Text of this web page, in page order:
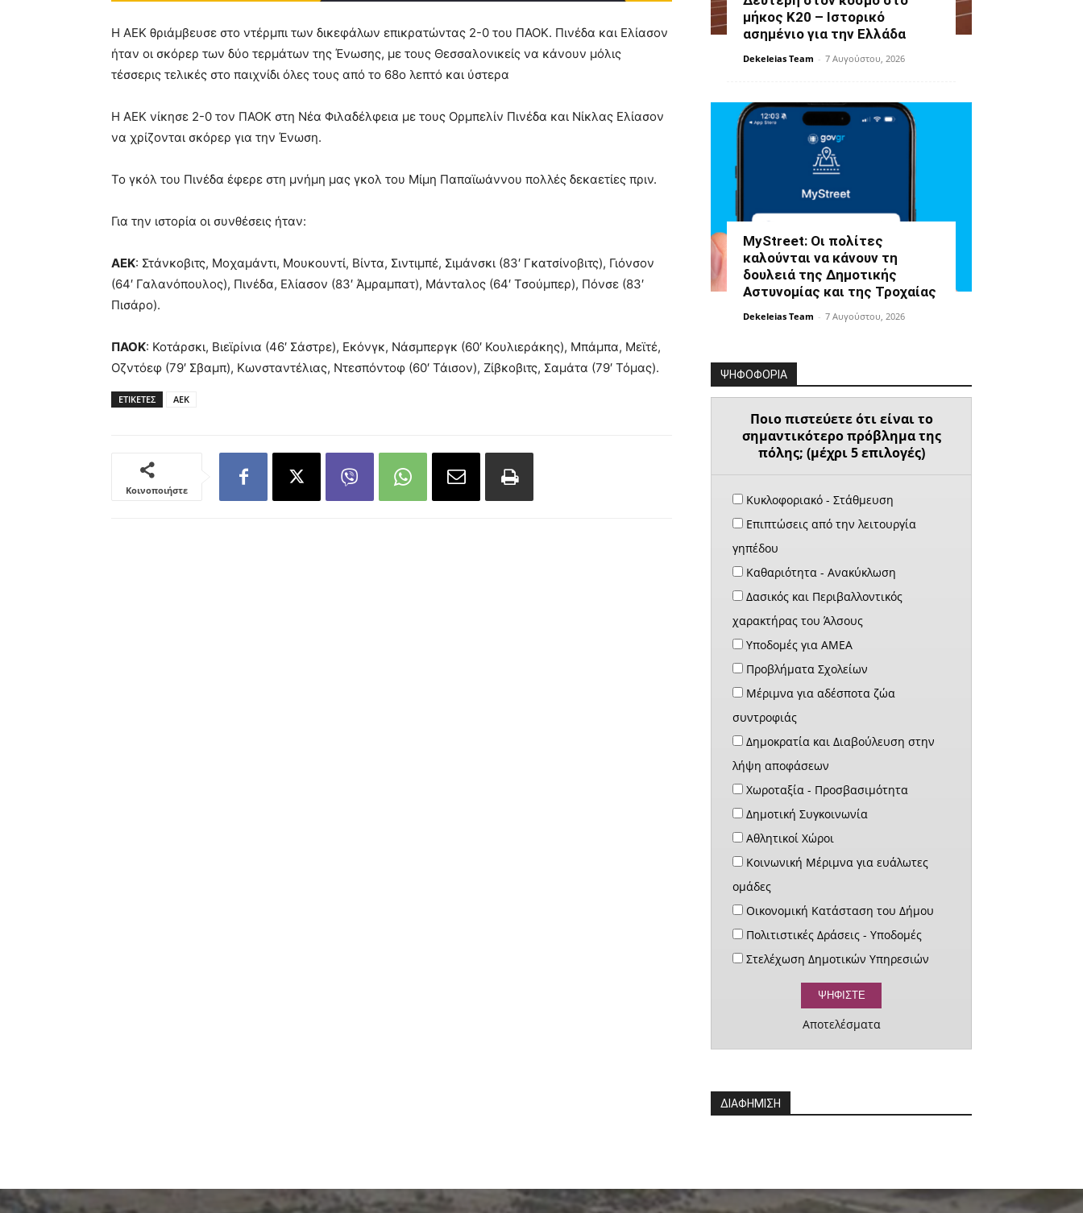
Η ΑΕΚ θριάμβευσε στο ντέρμπι των δικεφάλων επικρατώντας 2-0 του ΠΑΟΚ. Πινέδα και Ελίασον
ήταν οι σκόρερ των δύο τερμάτων της Ένωσης, με τους Θεσσαλονικείς να κάνουν μόλις
τέσσερις τελικές στο παιχνίδι όλες τους από το 68ο λεπτό και ύστερα
Η ΑΕΚ νίκησε 2-0 τον ΠΑΟΚ στη Νέα Φιλαδέλφεια με τους Ορμπελίν Πινέδα και Νίκλας Ελίασον
να χρίζονται σκόρερ για την Ένωση.
Το γκόλ του Πινέδα έφερε στη μνήμη μας γκολ του Μίμη Παπαϊωάννου πολλές δεκαετίες πριν.
Για την ιστορία οι συνθέσεις ήταν:
ΑΕΚ: Στάνκοβιτς, Μοχαμάντι, Μουκουντί, Βίντα, Σιντιμπέ, Σιμάνσκι (83′ Γκατσίνοβιτς), Γιόνσον
(64′ Γαλανόπουλος), Πινέδα, Ελίασον (83′ Άμραμπατ), Μάνταλος (64′ Τσούμπερ), Πόνσε (83′
Πισάρο).
ΠΑΟΚ: Κοτάρσκι, Βιεϊρίνια (46′ Σάστρε), Εκόνγκ, Νάσμπεργκ (60′ Κουλιεράκης), Μπάμπα, Μεϊτέ,
Οζντόεφ (79′ Σβαμπ), Κωνσταντέλιας, Ντεσπόντοφ (60′ Τάισον), Ζίβκοβιτς, Σαμάτα (79′ Τόμας).
ΕΤΙΚΕΤΕΣ ΑΕΚ
Κοινοποιήστε
μήκος Κ20 – Ιστορικό
ασημένιο για την Ελλάδα
Dekeleias Team - 7 Αυγούστου, 2026
MyStreet: Οι πολίτες
καλούνται να κάνουν τη
δουλειά της Δημοτικής
Αστυνομίας και της Τροχαίας
Dekeleias Team - 7 Αυγούστου, 2026
ΨΗΦΟΦΟΡΙΑ
Ποιο πιστεύετε ότι είναι το
σημαντικότερο πρόβλημα της
πόλης; (μέχρι 5 επιλογές)
Κυκλοφοριακό - Στάθμευση
Επιπτώσεις από την λειτουργία
γηπέδου
Καθαριότητα - Ανακύκλωση
Δασικός και Περιβαλλοντικός
χαρακτήρας του Άλσους
Υποδομές για ΑΜΕΑ
Προβλήματα Σχολείων
Μέριμνα για αδέσποτα ζώα
συντροφιάς
Δημοκρατία και Διαβούλευση στην
λήψη αποφάσεων
Χωροταξία - Προσβασιμότητα
Δημοτική Συγκοινωνία
Αθλητικοί Χώροι
Κοινωνική Μέριμνα για ευάλωτες
ομάδες
Οικονομική Κατάσταση του Δήμου
Πολιτιστικές Δράσεις - Υποδομές
Στελέχωση Δημοτικών Υπηρεσιών
Αποτελέσματα
ΔΙΑΦΗΜΙΣΗ